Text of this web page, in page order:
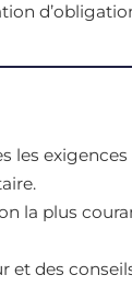
les
la plus
et des